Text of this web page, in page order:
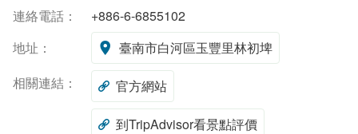
連絡電話：
+886-6-6855102
地址：
臺南市白河區玉豐里林初埤
相關連結：
官方網站
到TripAdvisor看景點評價